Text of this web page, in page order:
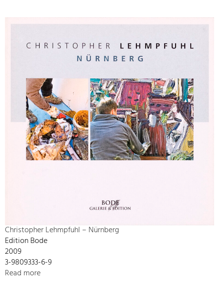
Christopher Lehmpfuhl – Nürnberg
Edition Bode
2009
3-9809333-6-9
Read more